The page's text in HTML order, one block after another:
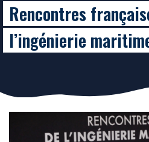
Rencontres
l’ingénierie